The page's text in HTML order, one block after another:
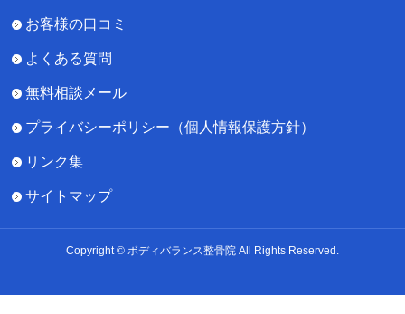
お客様の口コミ
よくある質問
無料相談メール
プライバシーポリシー（個人情報保護方針）
リンク集
サイトマップ
Copyright © ボディバランス整骨院 All Rights Reserved.